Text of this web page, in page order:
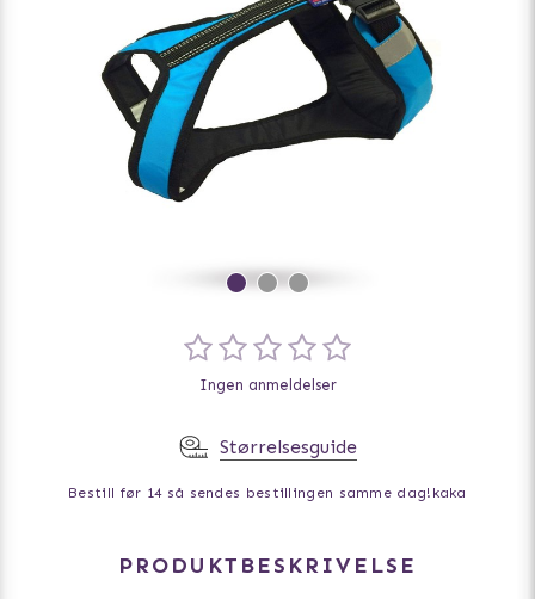
Ingen anmeldelser
Størrelsesguide
Bestill før 14 så sendes bestillingen samme dag! kaka
PRODUKTBESKRIVELSE